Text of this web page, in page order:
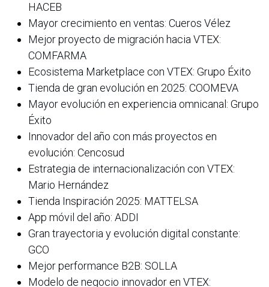
HACEB
Mayor crecimiento en ventas: Cueros Vélez
Mejor proyecto de migración hacia VTEX:
COMFARMA
Ecosistema Marketplace con VTEX: Grupo Éxito
Tienda de gran evolución en 2025: COOMEVA
Mayor evolución en experiencia omnicanal: Grupo
Éxito
Innovador del año con más proyectos en
evolución: Cencosud
Estrategia de internacionalización con VTEX:
Mario Hernández
Tienda Inspiración 2025: MATTELSA
App móvil del año: ADDI
Gran trayectoria y evolución digital constante:
GCO
Mejor performance B2B: SOLLA
Modelo de negocio innovador en VTEX: